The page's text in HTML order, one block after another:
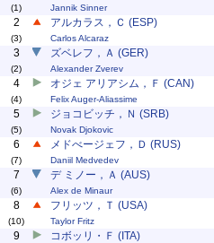
(1) Jannik Sinner
2
(3)
アルカラス，Ｃ (ESP)
Carlos Alcaraz
3
(2)
ズベレフ，Ａ (GER)
Alexander Zverev
4
(4)
オジェ アリアシム，Ｆ (CAN)
Felix Auger-Aliassime
5
(5)
ジョコビッチ，Ｎ (SRB)
Novak Djokovic
6
(7)
メドべージェフ，Ｄ (RUS)
Daniil Medvedev
7
(6)
デ ミノー，Ａ (AUS)
Alex de Minaur
8
(10)
フリッツ，Ｔ (USA)
Taylor Fritz
9 コボッリ・Ｆ (ITA)